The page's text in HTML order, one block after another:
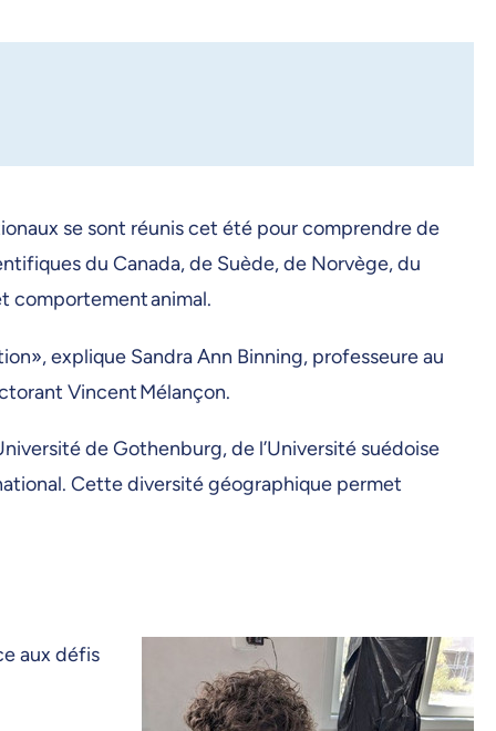
se sont réunis cet été pour comprendre de
du Canada, de Suède, de Norvège, du
comportement animal.
explique Sandra Ann Binning, professeure au
Vincent Mélançon.
de Gothenburg, de l’Université suédoise
Cette diversité géographique permet
aux défis